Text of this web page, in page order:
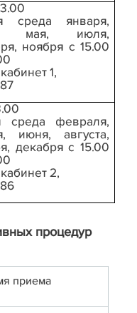
среда января,
мая, июля,
ноября с 15.00
1,
среда февраля,
июня, августа,
декабря с 15.00
2,
процедур
приема